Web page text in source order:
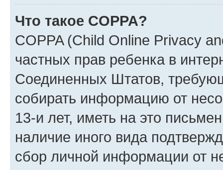
Что такое COPPA?
COPPA (Child Online Privacy
частных прав ребенка в
Соединенных Штатов,
собирать информацию от
13-и лет, иметь на это
наличие иного вида
сбор личной информации от